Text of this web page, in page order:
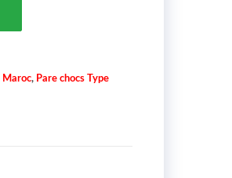
Maroc, Pare chocs Type